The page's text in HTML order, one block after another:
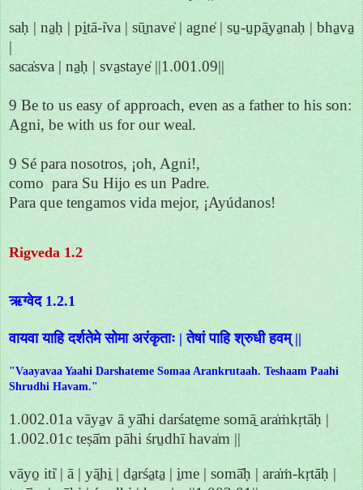
saḥ | na̱ḥ | pi̱tā-i̍va | sū̱nave̍ | agne̍ | su̱-u̱pā̱ya̱naḥ | bha̱va̱
|
saca̍sva | na̱ḥ | sva̱staye̍ ||1.001.09||
9 Be to us easy of approach, even as a father to his son:
Agni, be with us for our weal.
9 Sé para nosotros, ¡oh, Agni!,
como para Su Hijo es un Padre.
Para que tengamos vida mejor, ¡Ayúdanos!
Rigveda 1.2
ऋग्वेद 1.2.1
वायवा याहि दर्शतेमे सोमा अरंकृताः | तेषां पाहि श्रुधी हवम् ||
"Vaayavaa Yaahi Darshateme Somaa Arankrutaah. Teshaam Paahi
Shrudhi Havam."
1.002.01a vāya̱v ā yā̍hi darśate̱me somā̱ ara̍ṁkṛtāḥ |
1.002.01c teṣā̍m pāhi śru̱dhī hava̍m ||
vāyo̱ iti̍ | ā | yā̱hi̱ | da̱rśa̱ta̱ | i̱me | somā̍ḥ | ara̍ṁ-kṛtāḥ |